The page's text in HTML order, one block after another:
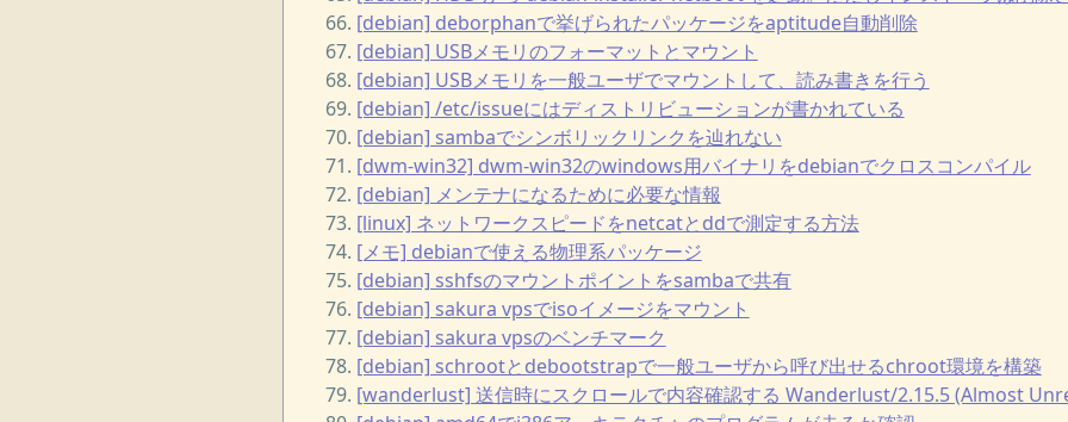
[debian] deborphanで挙げられたパッケージをaptitude自動削除
[debian] USBメモリのフォーマットとマウント
[debian] USBメモリを一般ユーザでマウントして、読み書きを行う
[debian] /etc/issueにはディストリビューションが書かれている
[debian] sambaでシンボリックリンクを辿れない
[dwm-win32] dwm-win32のwindows用バイナリをdebianでクロスコンパイル
[debian] メンテナになるために必要な情報
[linux] ネットワークスピードをnetcatとddで測定する方法
[メモ] debianで使える物理系パッケージ
[debian] sshfsのマウントポイントをsambaで共有
[debian] sakura vpsでisoイメージをマウント
[debian] sakura vpsのベンチマーク
[debian] schrootとdebootstrapで一般ユーザから呼び出せるchroot環境を構築
[wanderlust] 送信時にスクロールで内容確認する Wanderlust/2.15.5 (Almost